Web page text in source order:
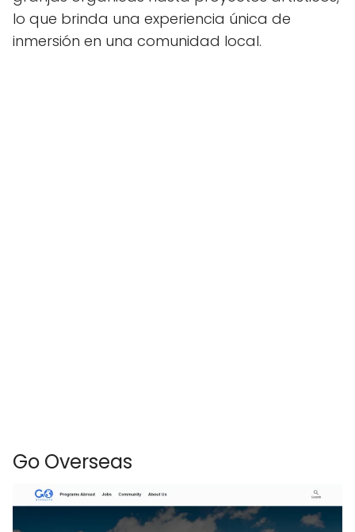
lo que brinda una experiencia única de
inmersión en una comunidad local.
Go Overseas